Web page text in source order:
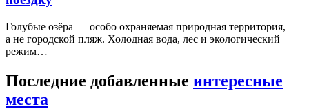
Голубые озёра — особо охраняемая природная территория,
а не городской пляж. Холодная вода, лес и экологический
режим…
Последние добавленные интересные
места